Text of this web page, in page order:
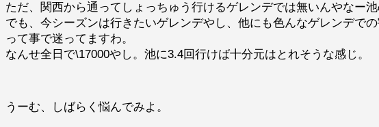
ただ、関西から通ってしょっちゅう行けるゲレンデでは無いんやなー池
でも、今シーズンは行きたいゲレンデやし、他にも色んなゲレンデで
って事で迷ってますわ。
なんせ全日で\17000やし。池に3.4回行けば十分元はとれそうな感じ。
うーむ、しばらく悩んでみよ。